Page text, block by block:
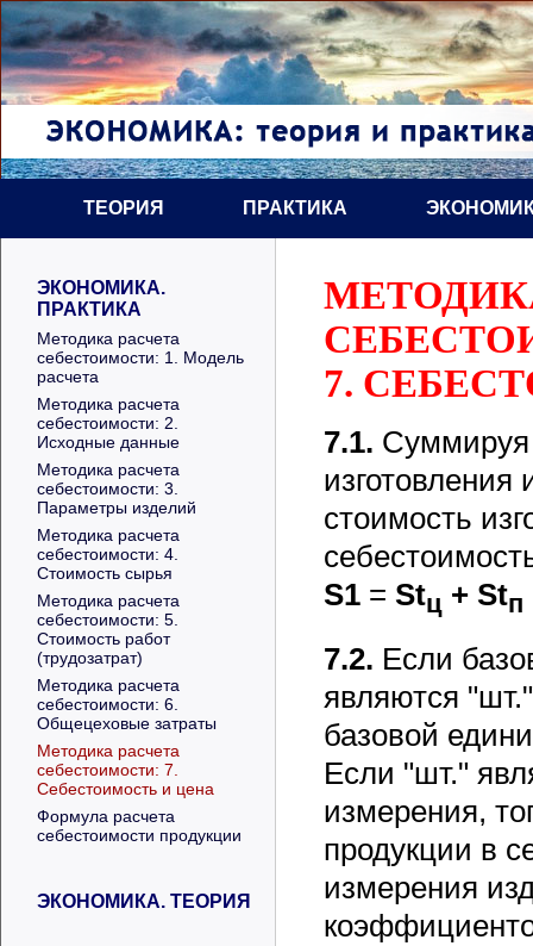
ТЕОРИЯ ПРАКТИКА
ЭКОНОМИКА.
ПРАКТИКА
Методика расчета
себестоимости: 1. Модель
расчета
Методика расчета
себестоимости: 2.
Исходные данные
Методика расчета
себестоимости: 3.
Параметры изделий
Методика расчета
себестоимости: 4.
Cтоимость сырья
Методика расчета
себестоимости: 5.
Стоимость работ
(трудозатрат)
Методика расчета
себестоимости: 6.
Общецеховые затраты
Методика расчета
себестоимости: 7.
Себестоимость и цена
Формула расчета
себестоимости продукции
ЭКОНОМИКА. ТЕОРИЯ
7.
7.1.
стоимость
S1 = Stц + Stп
7.2. Если
являются
базовой
Если "шт."
измерения,
продукции в
измерения